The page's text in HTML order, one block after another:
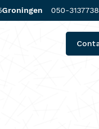
Groningen 050-3137738